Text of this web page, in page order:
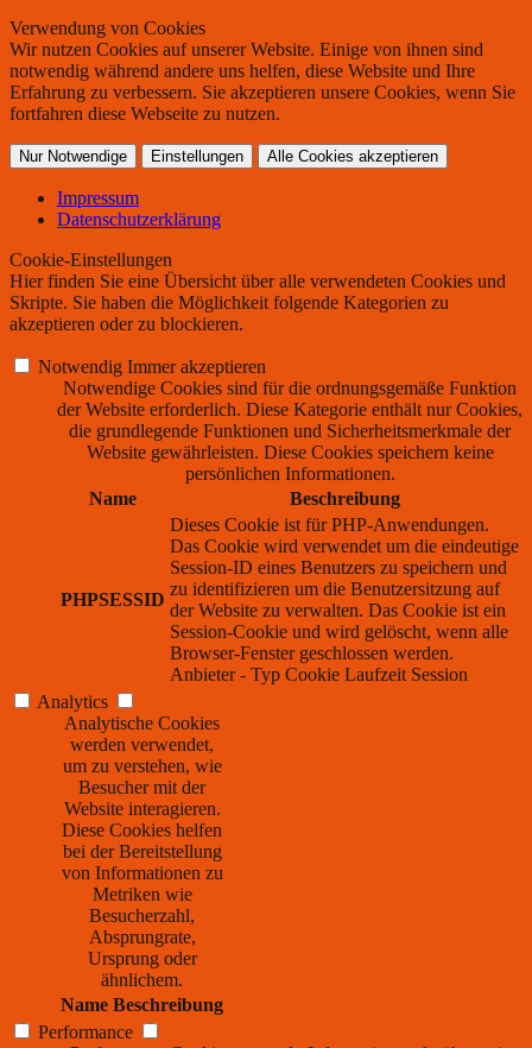
Verwendung von Cookies
Wir nutzen Cookies auf unserer Website. Einige von ihnen sind
notwendig während andere uns helfen, diese Website und Ihre
Erfahrung zu verbessern. Sie akzeptieren unsere Cookies, wenn Sie
fortfahren diese Webseite zu nutzen.
Nur Notwendige Einstellungen Alle Cookies akzeptieren
Impressum
Datenschutzerklärung
Cookie-Einstellungen
Hier finden Sie eine Übersicht über alle verwendeten Cookies und
Skripte. Sie haben die Möglichkeit folgende Kategorien zu
akzeptieren oder zu blockieren.
Notwendig Immer akzeptieren
Notwendige Cookies sind für die ordnungsgemäße Funktion
der Website erforderlich. Diese Kategorie enthält nur Cookies,
die grundlegende Funktionen und Sicherheitsmerkmale der
Website gewährleisten. Diese Cookies speichern keine
persönlichen Informationen.
Name
Beschreibung
PHPSESSID
Dieses Cookie ist für PHP-Anwendungen.
Das Cookie wird verwendet um die eindeutige
Session-ID eines Benutzers zu speichern und
zu identifizieren um die Benutzersitzung auf
der Website zu verwalten. Das Cookie ist ein
Session-Cookie und wird gelöscht, wenn alle
Browser-Fenster geschlossen werden.
Anbieter - Typ Cookie Laufzeit Session
Analytics
Analytische Cookies
werden verwendet,
um zu verstehen, wie
Besucher mit der
Website interagieren.
Diese Cookies helfen
bei der Bereitstellung
von Informationen zu
Metriken wie
Besucherzahl,
Absprungrate,
Ursprung oder
ähnlichem.
Name Beschreibung
Performance